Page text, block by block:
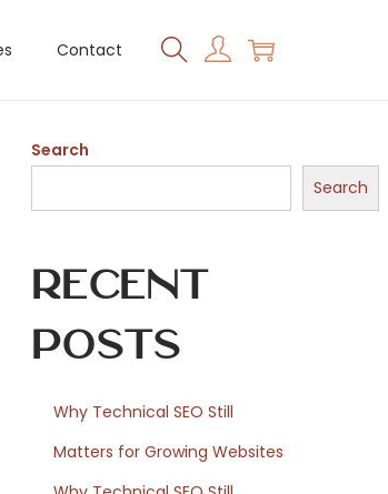
Contact
Search
Search
Recent
Posts
Why Technical SEO Still
Matters for Growing Websites